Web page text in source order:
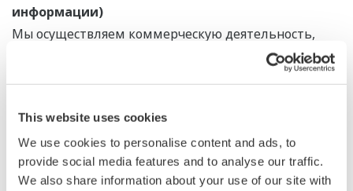
This website uses cookies
We use cookies to personalise content and ads, to
provide social media features and to analyse our traffic.
We also share information about your use of our site with
информации)
Мы осуществляем коммерческую деятельность,
уделяя должное внимание неприкосновенности
частной жизни людей, вовлечённых в работу
информации.
4. Коммуникация и вовлечённость
Данная политика была сформулирована с учётом